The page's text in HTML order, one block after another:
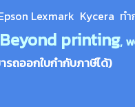
Lexmark Kycera ทำ
Beyond printing,
รถออกใบกำกับภาษีได้)